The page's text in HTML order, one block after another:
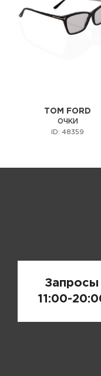
TOM FORD
ОЧКИ
ID: 48359
Запросы
11:00-